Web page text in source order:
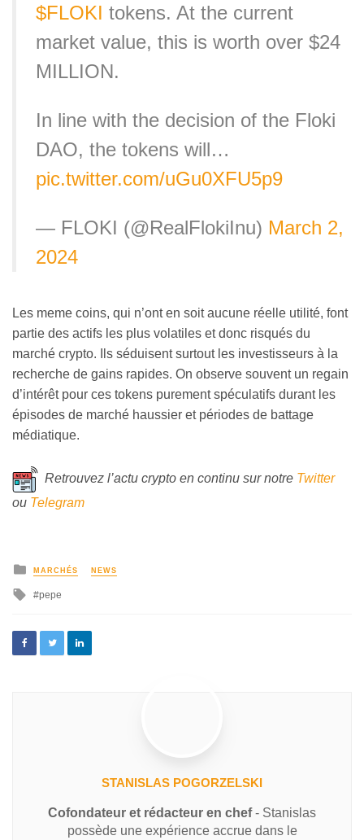
$FLOKI tokens. At the current
market value, this is worth over $24
MILLION.
In line with the decision of the Floki
DAO, the tokens will…
pic.twitter.com/uGu0XFU5p9
— FLOKI (@RealFlokiInu) March 2,
2024
Les meme coins, qui n’ont en soit aucune réelle utilité, font
partie des actifs les plus volatiles et donc risqués du
marché crypto. Ils séduisent surtout les investisseurs à la
recherche de gains rapides. On observe souvent un regain
d’intérêt pour ces tokens purement spéculatifs durant les
épisodes de marché haussier et périodes de battage
médiatique.
Retrouvez l’actu crypto en continu sur notre Twitter
ou Telegram
MARCHÉS NEWS
pepe
STANISLAS POGORZELSKI
Cofondateur et rédacteur en chef- Stanislas
possède une expérience accrue dans le